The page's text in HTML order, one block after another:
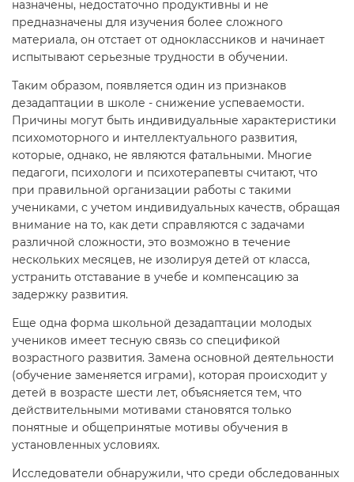
назначены, недостаточно продуктивны и не
предназначены для изучения более сложного
материала, он отстает от одноклассников и начинает
испытывают серьезные трудности в обучении.
Таким образом, появляется один из признаков
дезадаптации в школе - снижение успеваемости.
Причины могут быть индивидуальные характеристики
психомоторного и интеллектуального развития,
которые, однако, не являются фатальными. Многие
педагоги, психологи и психотерапевты считают, что
при правильной организации работы с такими
учениками, с учетом индивидуальных качеств, обращая
внимание на то, как дети справляются с задачами
различной сложности, это возможно в течение
нескольких месяцев, не изолируя детей от класса,
устранить отставание в учебе и компенсацию за
задержку развития.
Еще одна форма школьной дезадаптации молодых
учеников имеет тесную связь со спецификой
возрастного развития. Замена основной деятельности
(обучение заменяется играми), которая происходит у
детей в возрасте шести лет, объясняется тем, что
действительными мотивами становятся только
понятные и общепринятые мотивы обучения в
установленных условиях.
Исследователи обнаружили, что среди обследованных